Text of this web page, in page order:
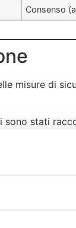
Consenso
misure di
sono stati
fiscali e